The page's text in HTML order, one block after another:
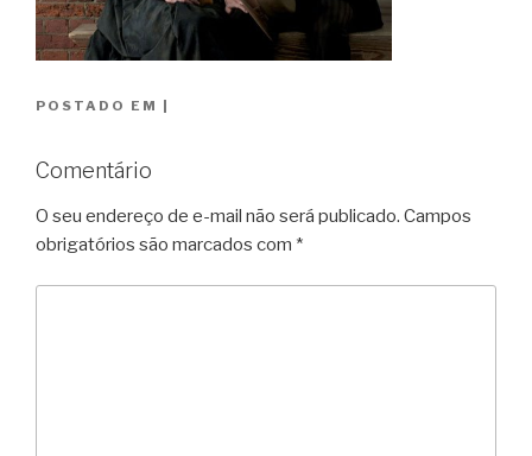
POSTADO EM
Comentário
O seu endereço de e-mail não será publicado. Campos
obrigatórios são marcados com *